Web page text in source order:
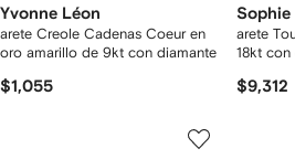
Yvonne Léon
arete Creole Cadenas Coeur en
oro amarillo de 9kt con diamante
$1,055
Sophie
arete
18kt con
$9,312